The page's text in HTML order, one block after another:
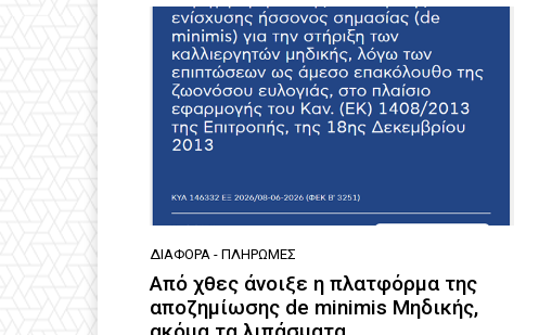
ΔΙΆΦΟΡΑ - ΠΛΗΡΩΜΈΣ
Από χθες άνοιξε η πλατφόρμα της
αποζημίωσης de minimis Μηδικής,